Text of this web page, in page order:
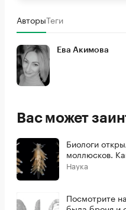
АвторыТеги
Ева Акимова
Вас может
Биологи
моллюсков.
Наука
Посмотрите